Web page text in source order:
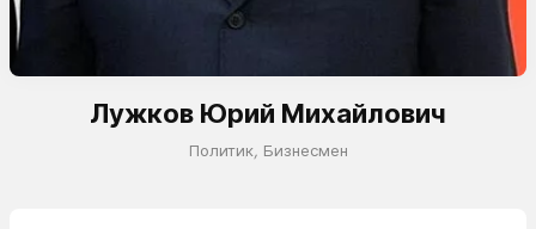
Лужков Юрий Михайлович
Политик, Бизнесмен